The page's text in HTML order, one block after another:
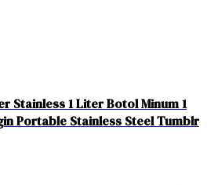
Stainless 1 Liter Botol Minum 1
Portable Stainless Steel Tumblr